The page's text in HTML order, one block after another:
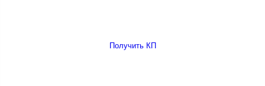
Получить КП